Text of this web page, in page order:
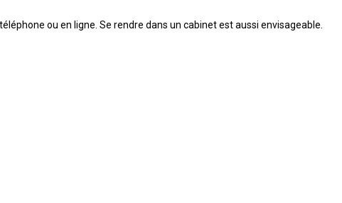
ou en ligne. Se rendre dans un cabinet est aussi envisageable.